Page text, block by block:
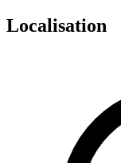
Localisation